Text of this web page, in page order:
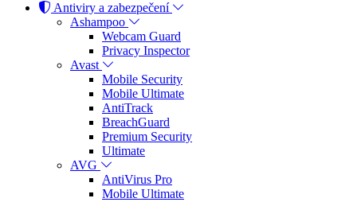
Antiviry a zabezpečení
Ashampoo
Webcam Guard
Privacy Inspector
Avast
Mobile Security
Mobile Ultimate
AntiTrack
BreachGuard
Premium Security
Ultimate
AVG
AntiVirus Pro
Mobile Ultimate